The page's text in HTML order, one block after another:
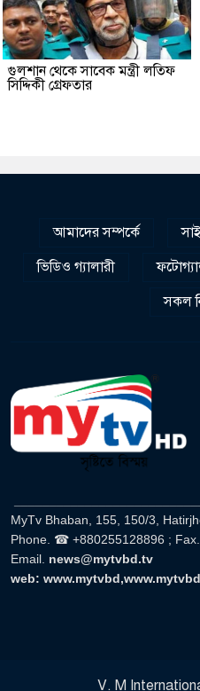
গুলশান থেকে সাবেক মন্ত্রী লতিফ
সিদ্দিকী গ্রেফতার
আমাদের সম্পর্কে
ভিডিও গ্যালারী
সকল
MyTv Bhaban, 155, 150/3,
Phone. ☎ +880255128896 ;
Email. news@mytvbd.tv
web:
V. M